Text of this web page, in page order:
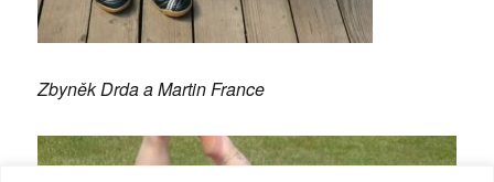
Zbyněk Drda a Martin France